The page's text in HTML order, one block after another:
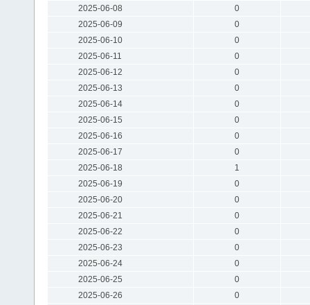
2025-06-08
0
2025-06-09
0
2025-06-10
0
2025-06-11
0
2025-06-12
0
2025-06-13
0
2025-06-14
0
2025-06-15
0
2025-06-16
0
2025-06-17
0
2025-06-18
1
2025-06-19
0
2025-06-20
0
2025-06-21
0
2025-06-22
0
2025-06-23
0
2025-06-24
0
2025-06-25
0
2025-06-26
0